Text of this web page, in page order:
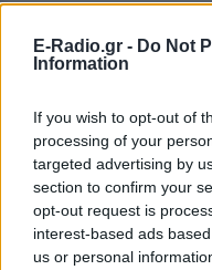
E-Radio.gr - Do Not
Information
If you wish to opt-out of
processing of your
targeted advertising by
section to confirm your
opt-out request is
interest-based ads
us or personal